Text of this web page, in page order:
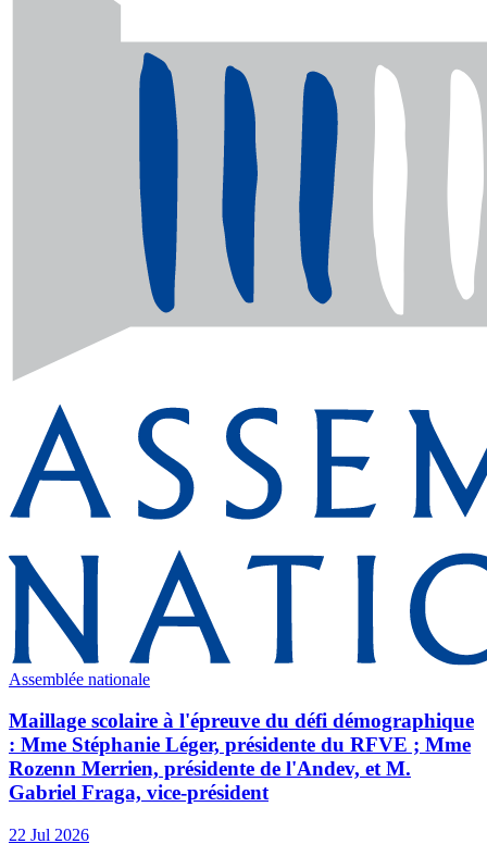
Assemblée nationale
Maillage scolaire à l'épreuve du défi démographique
: Mme Stéphanie Léger, présidente du RFVE ; Mme
Rozenn Merrien, présidente de l'Andev, et M.
Gabriel Fraga, vice-président
22 Jul 2026